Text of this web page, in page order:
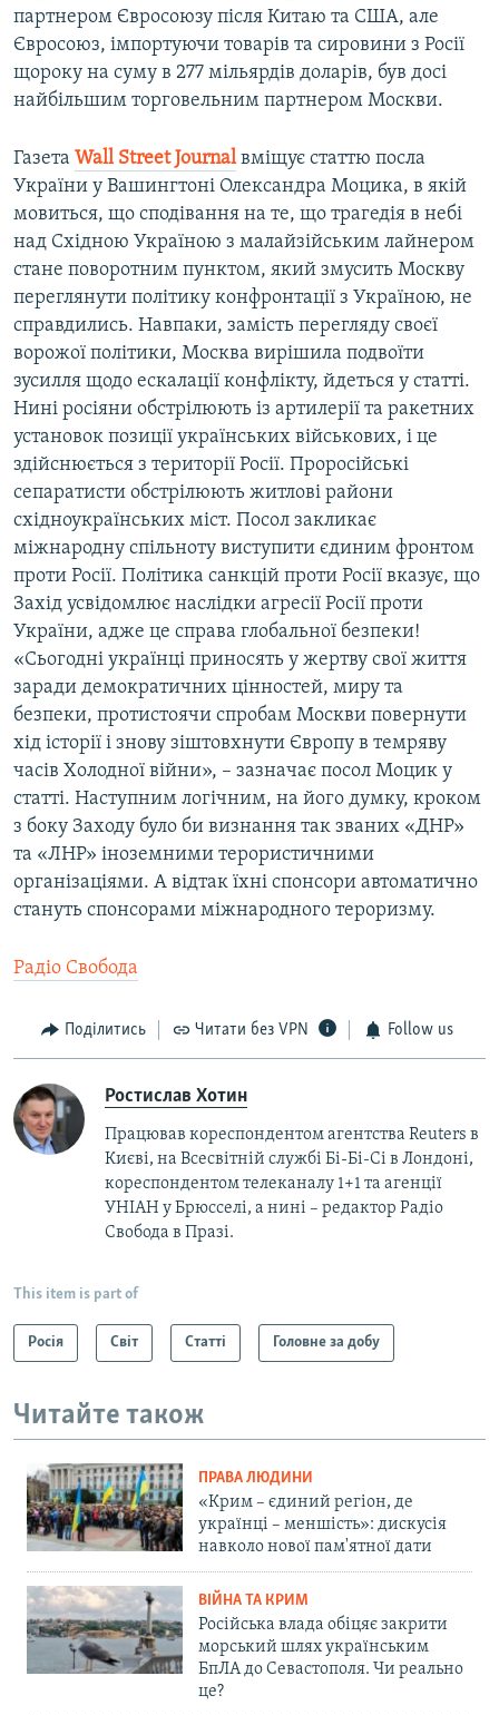
партнером Євросоюзу після Китаю та США, але
Євросоюз, імпортуючи товарів та сировини з Росії
щороку на суму в 277 мільярдів доларів, був досі
найбільшим торговельним партнером Москви.
Газета Wall Street Journalвміщує статтю посла
України у Вашингтоні Олександра Моцика, в якій
мовиться, що сподівання на те, що трагедія в небі
над Східною Україною з малайзійським лайнером
стане поворотним пунктом, який змусить Москву
переглянути політику конфронтації з Україною, не
справдились. Навпаки, замість перегляду своєї
ворожої політики, Москва вирішила подвоїти
зусилля щодо ескалації конфлікту, йдеться у статті.
Нині росіяни обстрілюють із артилерії та ракетних
установок позиції українських військових, і це
здійснюється з території Росії. Проросійські
сепаратисти обстрілюють житлові райони
східноукраїнських міст. Посол закликає
міжнародну спільноту виступити єдиним фронтом
проти Росії. Політика санкцій проти Росії вказує, що
Захід усвідомлює наслідки агресії Росії проти
України, адже це справа глобальної безпеки!
«Сьогодні українці приносять у жертву свої життя
заради демократичних цінностей, миру та
безпеки, протистоячи спробам Москви повернути
хід історії і знову зіштовхнути Європу в темряву
часів Холодної війни», – зазначає посол Моцик у
статті. Наступним логічним, на його думку, кроком
з боку Заходу було би визнання так званих «ДНР»
та «ЛНР» іноземними терористичними
організаціями. А відтак їхні спонсори автоматично
стануть спонсорами міжнародного тероризму.
Радіо Свобода
Поділитись Читати без VPN Follow us
Ростислав Хотин
Працював кореспондентом агентства Reuters в
Києві, на Всесвітній службі Бі-Бі-Сі в Лондоні,
кореспондентом телеканалу 1+1 та агенції
УНІАН у Брюсселі, а нині – редактор Радіо
Свобода в Празі.
This item is part of
Росія Світ Статті Головне за добу
Читайте також
ПРАВА ЛЮДИНИ
«Крим – єдиний регіон, де
українці – меншість»: дискусія
навколо нової пам'ятної дати
ВІЙНА ТА КРИМ
Російська влада обіцяє закрити
морський шлях українським
БпЛА до Севастополя. Чи реально
це?